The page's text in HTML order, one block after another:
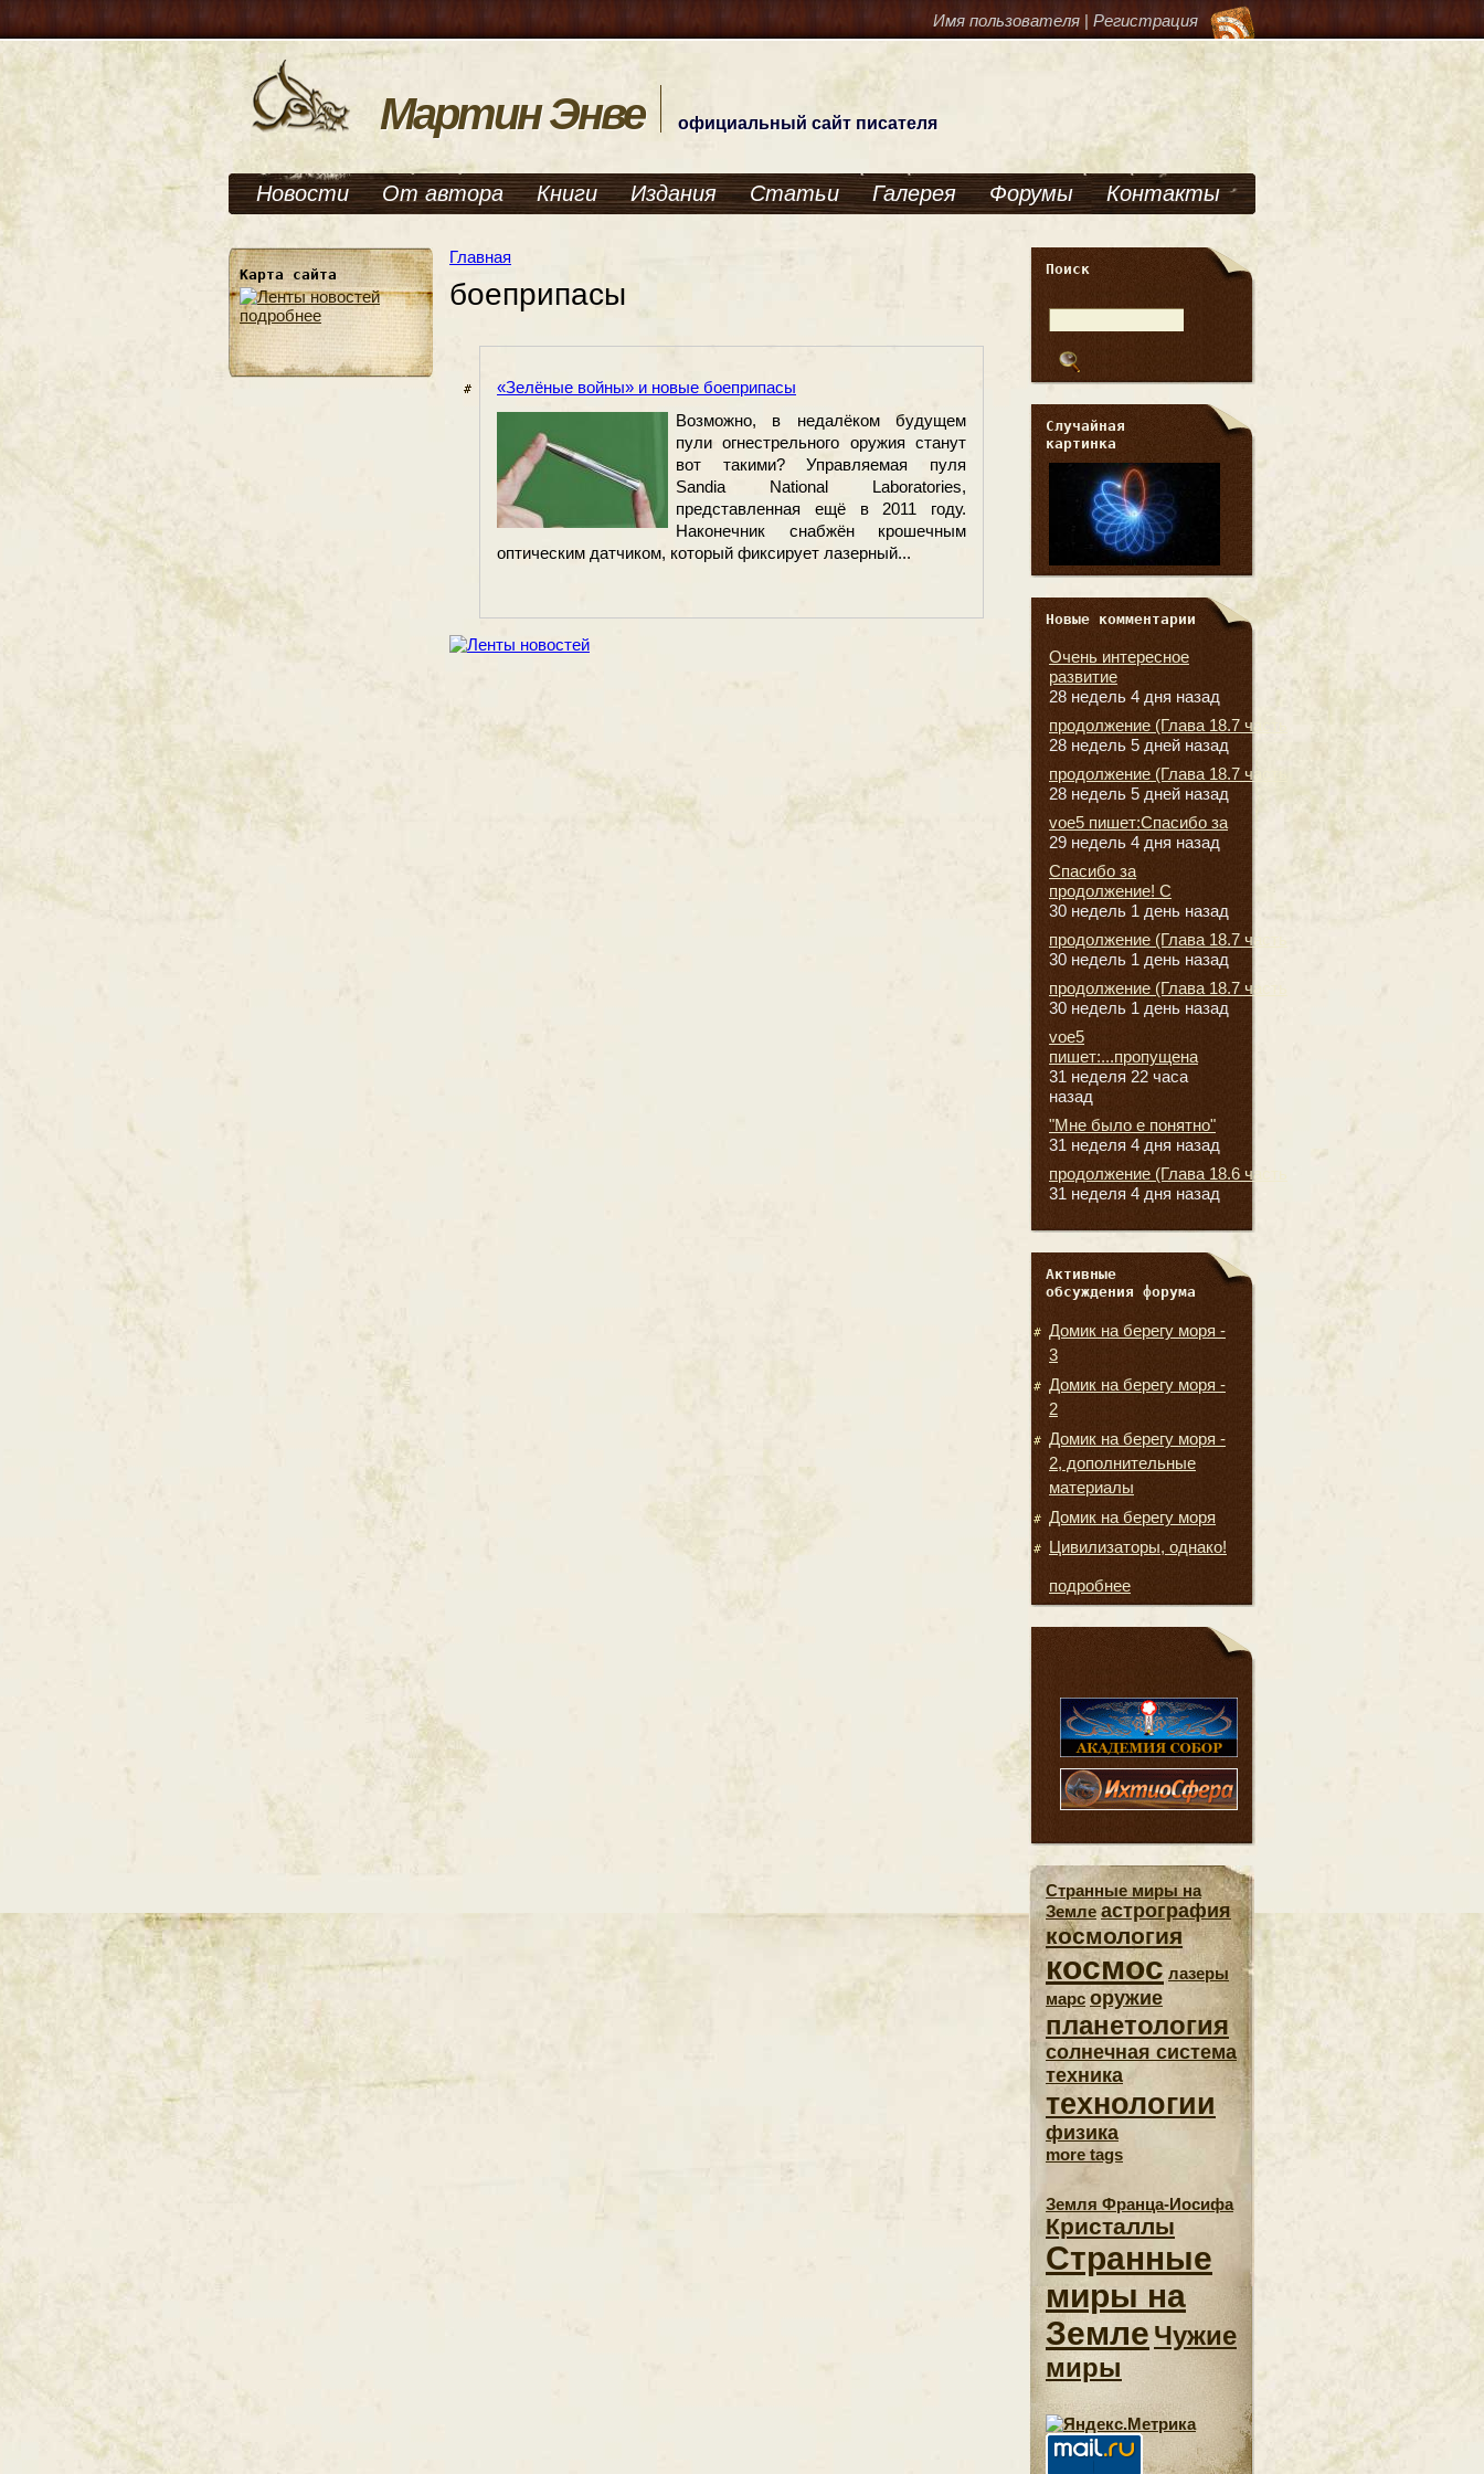
Имя пользователя | Регистрация
Мартин Энве официальный сайт писателя
Новости От автора Книги Издания Статьи Галерея Форумы Контакты
Карта сайта
подробнее
Главная
боеприпасы
«Зелёные войны» и новые боеприпасы
Возможно, в недалёком будущем
пули огнестрельного оружия станут
вот такими? Управляемая пуля
Sandia National Laboratories,
представленная ещё в 2011 году.
Наконечник снабжён крошечным
оптическим датчиком, который фиксирует лазерный...
Поиск
Случайная
картинка
Новые комментарии
Очень интересное
развитие
28 недель 4 дня назад
продолжение (Глава 18.7 часть
28 недель 5 дней назад
продолжение (Глава 18.7 часть
28 недель 5 дней назад
voe5 пишет:Спасибо за
29 недель 4 дня назад
Спасибо за
продолжение! С
30 недель 1 день назад
продолжение (Глава 18.7 часть
30 недель 1 день назад
продолжение (Глава 18.7 часть
30 недель 1 день назад
voe5
пишет:...пропущена
31 неделя 22 часа
назад
"Мне было е понятно"
31 неделя 4 дня назад
продолжение (Глава 18.6 часть
31 неделя 4 дня назад
Активные
обсуждения форума
Домик на берегу моря -
3
Домик на берегу моря -
2
Домик на берегу моря -
2, дополнительные
материалы
Домик на берегу моря
Цивилизаторы, однако!
подробнее
Странные миры на
Земле астрография
космология
космос лазеры
марс оружие
планетология
солнечная система
техника
технологии
физика
more tags
Земля Франца-Иосифа
Кристаллы
Странные
миры на
Земле Чужие
миры